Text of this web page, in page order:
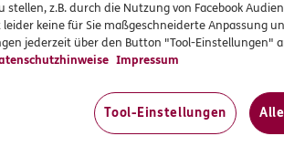
stellen, z.B. durch die Nutzung von Facebook
keine für Sie maßgeschneiderte Anpassung
jederzeit über den Button "Tool-Einstellungen"
Impressum
Tool-Einstellungen